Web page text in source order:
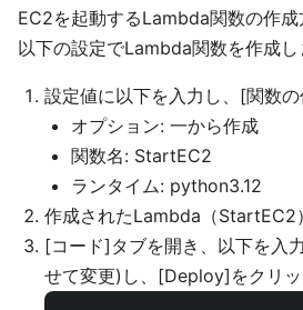
EC2を起動するLambda関数の作成
以下の設定でLambda関数を作成し
設定値に以下を入力し、[関数
オプション: 一から作成
関数名: StartEC2
ランタイム: python3.12
作成されたLambda（StartEC2
[コード]タブを開き、以下を入
せて変更)し、[Deploy]をクリ